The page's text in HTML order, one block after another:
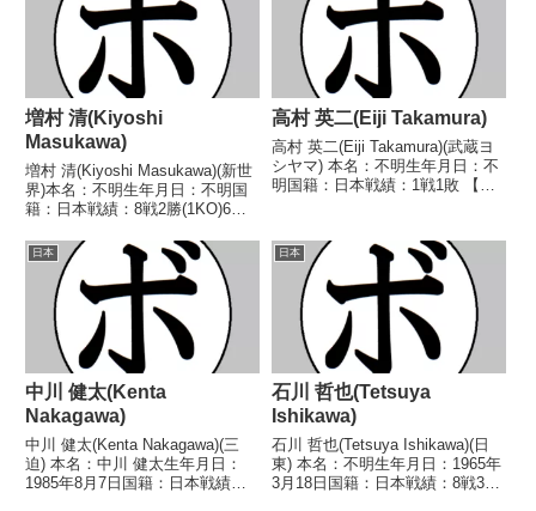
増村 清(Kiyoshi
Masukawa)
増村 清(Kiyoshi Masukawa)(新世
界)本名：不明生年月日：不明国
籍：日本戦績：8戦2勝(1KO)6敗
1947/03/07 ●4R判定 (採点不
明) 高野 弘(新日
本)1947/04/04 ○1RK...
高村 英二(Eiji Takamura)
高村 英二(Eiji Takamura)(武蔵ヨ
シヤマ) 本名：不明生年月日：不
明国籍：日本戦績：1戦1敗 【獲
光アダチ) 【補足情報】・
BoxRecには選手情報の掲載...
日本
中川 健太(Kenta
Nakagawa)
中川 健太(Kenta Nakagawa)(三
迫) 本名：中川 健太生年月日：
1985年8月7日国籍：日本戦績：
日本
石川 哲也(Tetsuya
Ishikawa)
石川 哲也(Tetsuya Ishikawa)(日
東) 本名：不明生年月日：1965年
3月18日国籍：日本戦績：8戦3勝